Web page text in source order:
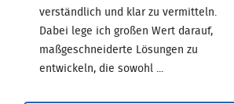
verständlich und klar zu vermitteln.
Dabei lege ich großen Wert darauf,
maßgeschneiderte Lösungen zu
entwickeln, die sowohl ...